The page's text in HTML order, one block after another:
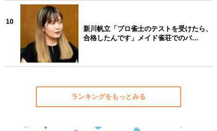
10
新川帆立「プロ雀士のテストを受けたら、
合格したんです」メイド雀荘でのバ…
ランキングをもっとみる